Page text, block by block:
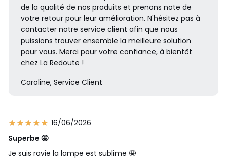
de la qualité de nos produits et prenons note de
votre retour pour leur amélioration. N'hésitez pas à
contacter notre service client afin que nous
puissions trouver ensemble la meilleure solution
pour vous. Merci pour votre confiance, à bientôt
chez La Redoute !
Caroline, Service Client
16/06/2026
Superbe 🤩
Je suis ravie la lampe est sublime 🤩